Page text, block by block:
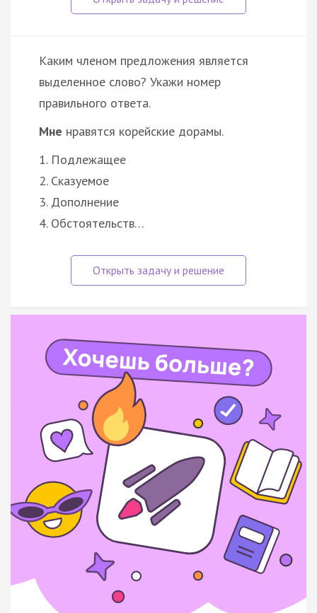
Каким членом предложения является
выделенное слово? Укажи номер
правильного ответа.
Мне нравятся корейские дорамы.
1. Подлежащее
2. Сказуемое
3. Дополнение
4. Обстоятельств…